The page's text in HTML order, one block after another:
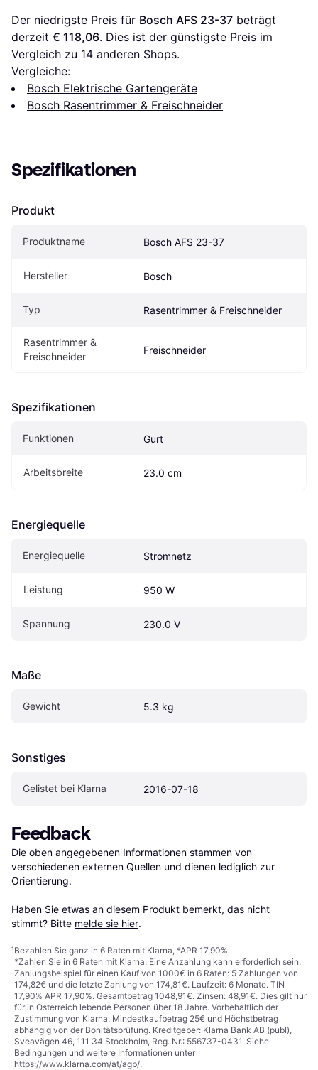
Der niedrigste Preis für Bosch AFS 23-37 beträgt
derzeit € 118,06. Dies ist der günstigste Preis im
Vergleich zu 14 anderen Shops.
Vergleiche:
Bosch Elektrische Gartengeräte
Bosch Rasentrimmer & Freischneider
Spezifikationen
Produkt
Produktname Bosch AFS 23-37
Hersteller Bosch
Typ Rasentrimmer & Freischneider
Rasentrimmer &
Freischneider
Freischneider
Spezifikationen
Funktionen Gurt
Arbeitsbreite 23.0 cm
Energiequelle
Energiequelle Stromnetz
Leistung 950 W
Spannung 230.0 V
Maße
Gewicht 5.3 kg
Sonstiges
Gelistet bei Klarna 2016-07-18
Feedback
Die oben angegebenen Informationen stammen von
verschiedenen externen Quellen und dienen lediglich zur
Orientierung.
Haben Sie etwas an diesem Produkt bemerkt, das nicht
stimmt? Bitte melde sie hier.
¹Bezahlen Sie ganz in 6 Raten mit Klarna, *APR 17,90%.
*Zahlen Sie in 6 Raten mit Klarna. Eine Anzahlung kann erforderlich sein.
Zahlungsbeispiel für einen Kauf von 1000€ in 6 Raten: 5 Zahlungen von
174,82€ und die letzte Zahlung von 174,81€. Laufzeit: 6 Monate. TIN
17,90% APR 17,90%. Gesamtbetrag 1048,91€. Zinsen: 48,91€. Dies gilt nur
für in Österreich lebende Personen über 18 Jahre. Vorbehaltlich der
Zustimmung von Klarna. Mindestkaufbetrag 25€ und Höchstbetrag
abhängig von der Bonitätsprüfung. Kreditgeber: Klarna Bank AB (publ),
Sveavägen 46, 111 34 Stockholm, Reg. Nr.: 556737-0431. Siehe
Bedingungen und weitere Informationen unter
https://www.klarna.com/at/agb/.